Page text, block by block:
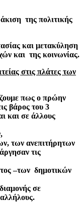
της πολιτικής
και μετακύληση
και της κοινωνίας.
στις πλάτες των
πως ο πρώην
βάρος του 3
και σε άλλους
των ανεπιτήρητων
τις
–των δημοτικών
σε